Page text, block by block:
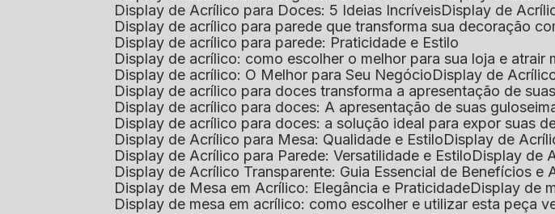
Display de Acrílico para Doces: 5 Ideias Incríveis
Display de
Display de acrílico para parede que transforma sua decoração
Display de acrílico para parede: Praticidade e Estilo
Display de acrílico: como escolher o melhor para sua loja e atrair
Display de acrílico: O Melhor para Seu Negócio
Display de
Display de acrílico para doces transforma a apresentação de
Display de acrílico para doces: A apresentação de suas
Display de acrílico para doces: a solução ideal para expor suas
Display de Acrílico para Mesa: Qualidade e Estilo
Display de
Display de Acrílico para Parede: Versatilidade e Estilo
Display
Display de Acrílico Transparente: Guia Essencial de Benefícios e
Display de Mesa em Acrílico: Elegância e Praticidade
Display de
Display de mesa em acrílico: como escolher e utilizar esta peça